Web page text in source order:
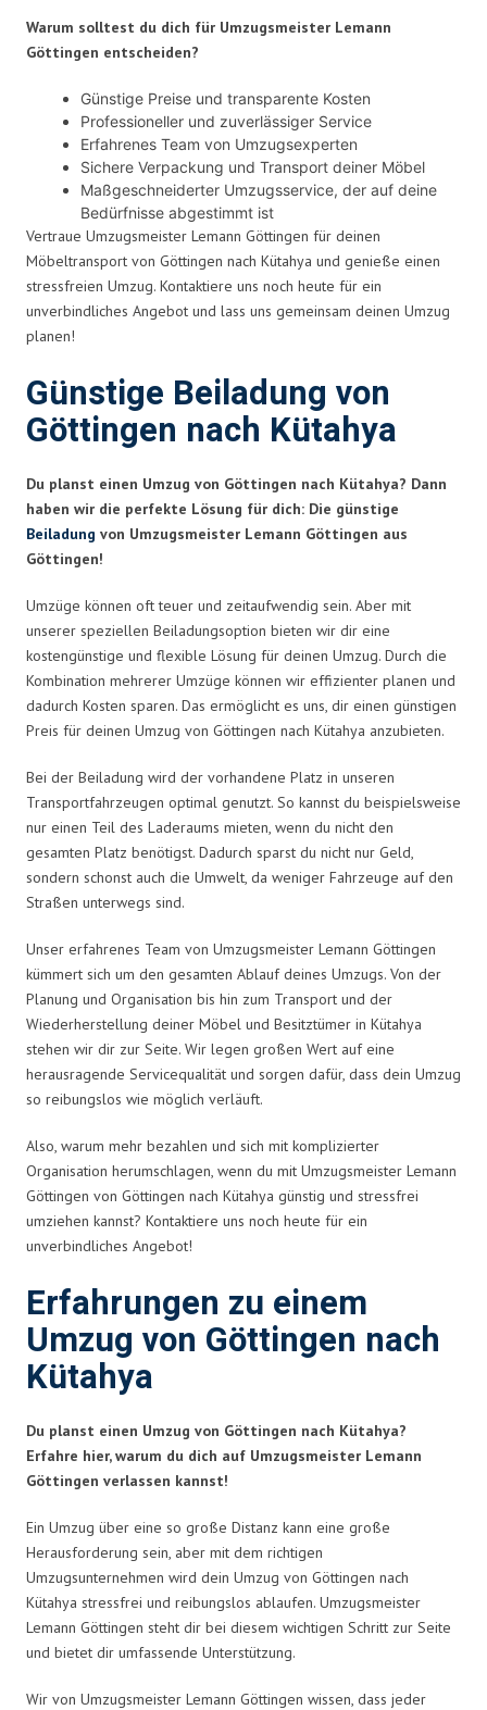
Warum solltest du dich für Umzugsmeister Lemann
Göttingen entscheiden?
Günstige Preise und transparente Kosten
Professioneller und zuverlässiger Service
Erfahrenes Team von Umzugsexperten
Sichere Verpackung und Transport deiner Möbel
Maßgeschneiderter Umzugsservice, der auf deine
Bedürfnisse abgestimmt ist
Vertraue Umzugsmeister Lemann Göttingen für deinen
Möbeltransport von Göttingen nach Kütahya und genieße einen
stressfreien Umzug. Kontaktiere uns noch heute für ein
unverbindliches Angebot und lass uns gemeinsam deinen Umzug
planen!
Günstige Beiladung von
Göttingen nach Kütahya
Du planst einen Umzug von Göttingen nach Kütahya? Dann
haben wir die perfekte Lösung für dich: Die günstige
Beiladung von Umzugsmeister Lemann Göttingen aus
Göttingen!
Umzüge können oft teuer und zeitaufwendig sein. Aber mit
unserer speziellen Beiladungsoption bieten wir dir eine
kostengünstige und flexible Lösung für deinen Umzug. Durch die
Kombination mehrerer Umzüge können wir effizienter planen und
dadurch Kosten sparen. Das ermöglicht es uns, dir einen günstigen
Preis für deinen Umzug von Göttingen nach Kütahya anzubieten.
Bei der Beiladung wird der vorhandene Platz in unseren
Transportfahrzeugen optimal genutzt. So kannst du beispielsweise
nur einen Teil des Laderaums mieten, wenn du nicht den
gesamten Platz benötigst. Dadurch sparst du nicht nur Geld,
sondern schonst auch die Umwelt, da weniger Fahrzeuge auf den
Straßen unterwegs sind.
Unser erfahrenes Team von Umzugsmeister Lemann Göttingen
kümmert sich um den gesamten Ablauf deines Umzugs. Von der
Planung und Organisation bis hin zum Transport und der
Wiederherstellung deiner Möbel und Besitztümer in Kütahya
stehen wir dir zur Seite. Wir legen großen Wert auf eine
herausragende Servicequalität und sorgen dafür, dass dein Umzug
so reibungslos wie möglich verläuft.
Also, warum mehr bezahlen und sich mit komplizierter
Organisation herumschlagen, wenn du mit Umzugsmeister Lemann
Göttingen von Göttingen nach Kütahya günstig und stressfrei
umziehen kannst? Kontaktiere uns noch heute für ein
unverbindliches Angebot!
Erfahrungen zu einem
Umzug von Göttingen nach
Kütahya
Du planst einen Umzug von Göttingen nach Kütahya?
Erfahre hier, warum du dich auf Umzugsmeister Lemann
Göttingen verlassen kannst!
Ein Umzug über eine so große Distanz kann eine große
Herausforderung sein, aber mit dem richtigen
Umzugsunternehmen wird dein Umzug von Göttingen nach
Kütahya stressfrei und reibungslos ablaufen. Umzugsmeister
Lemann Göttingen steht dir bei diesem wichtigen Schritt zur Seite
und bietet dir umfassende Unterstützung.
Wir von Umzugsmeister Lemann Göttingen wissen, dass jeder